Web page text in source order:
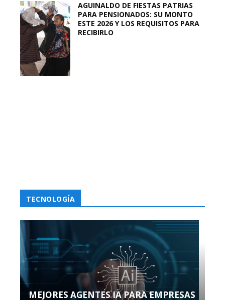
AGUINALDO DE FIESTAS PATRIAS
PARA PENSIONADOS: SU MONTO
ESTE 2026 Y LOS REQUISITOS PARA
RECIBIRLO
TECNOLOGÍA
MEJORES AGENTES IA PARA EMPRESAS